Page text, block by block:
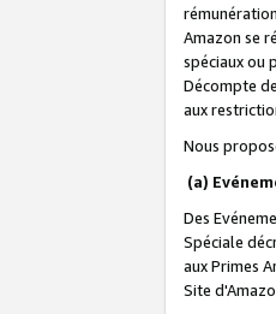
Amazon se
spéciaux ou
Décompte
aux
Nous
(a)
Des
Spéciale
aux Primes
Site